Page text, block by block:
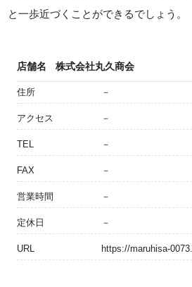
と一歩近づくことができるでしょう。
店舗名 株式会社丸久商会
住所 －
アクセス －
TEL －
FAX －
営業時間 －
定休日 －
URL https://maruhisa-